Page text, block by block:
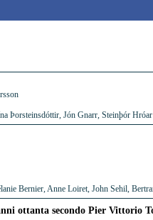
Þorsteinsdóttir, Jón Gnarr, Steinþór
Bernier, Anne Loiret, John Sehil,
ottanta secondo Pier Vittorio